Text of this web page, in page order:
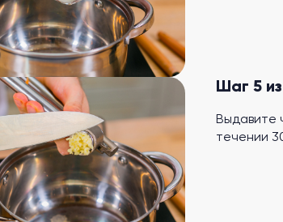
Шаг 5 из
Выдавите
течении